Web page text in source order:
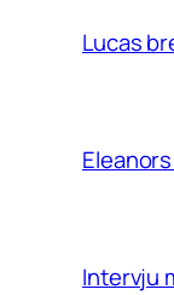
Lucas
Intervju